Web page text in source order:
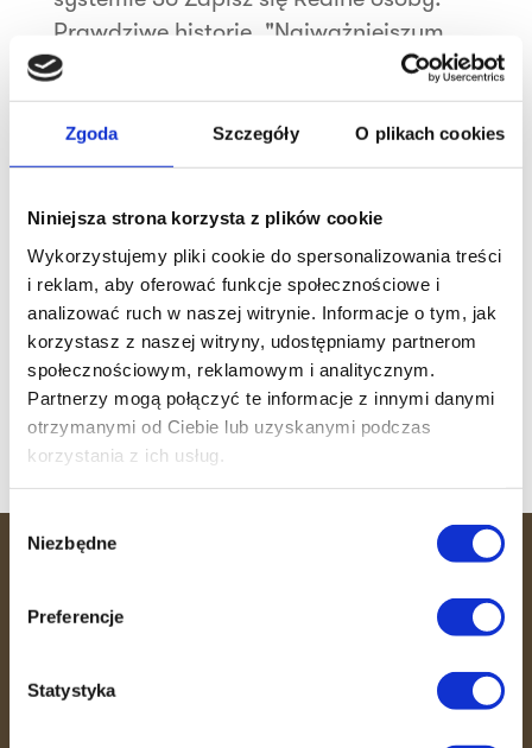
Zgoda Szczegóły O plikach cookies
Niniejsza strona korzysta z plików cookie
Wykorzystujemy pliki cookie do spersonalizowania treści
i reklam, aby oferować funkcje społecznościowe i
analizować ruch w naszej witrynie. Informacje o tym, jak
korzystasz z naszej witryny, udostępniamy partnerom
społecznościowym, reklamowym i analitycznym.
Partnerzy mogą połączyć te informacje z innymi danymi
otrzymanymi od Ciebie lub uzyskanymi podczas
korzystania z ich usług.
Wybór
zgody
Niezbędne
Preferencje
Statystyka
Prawdziwe historie. "Najważniejszym...
Szukaj
Sukcesy klubowiczek!
Trening wytrzymałościowo-siłowy
Witamy 36 MINUT Strzałkowo
Witamy 36 MINUT Sosnowiec
Witamy 36 MINUT Busko-Zdrój
36 MINUT to miejsce, gdzie efektywność
Dzięki unikalnemu systemowi